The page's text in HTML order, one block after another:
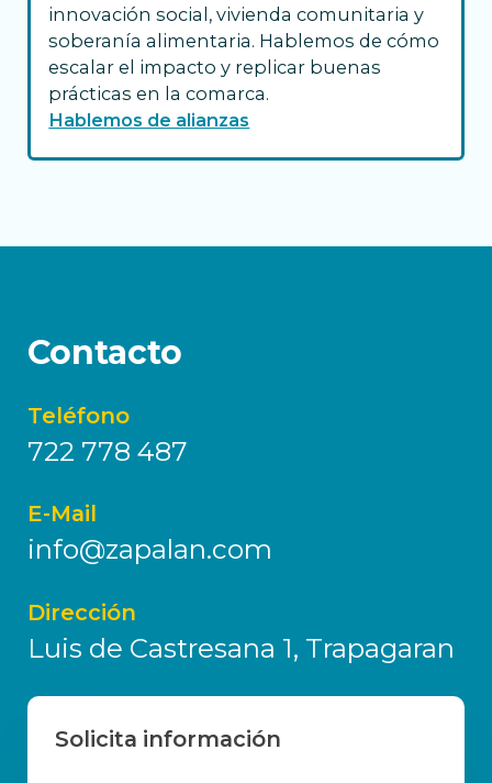
innovación social, vivienda comunitaria y
soberanía alimentaria. Hablemos de cómo
escalar el impacto y replicar buenas
prácticas en la comarca.
Hablemos de alianzas
Contacto
Teléfono
722 778 487
E-Mail
info@zapalan.com
Dirección
Luis de Castresana 1, Trapagaran
Solicita información